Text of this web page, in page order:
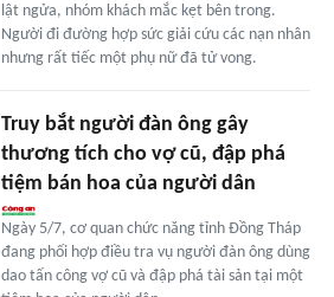
lật ngửa, nhóm khách mắc kẹt bên trong.
Người đi đường hợp sức giải cứu các nạn nhân
nhưng rất tiếc một phụ nữ đã tử vong.
Truy bắt người đàn ông gây
thương tích cho vợ cũ, đập phá
tiệm bán hoa của người dân
Ngày 5/7, cơ quan chức năng tỉnh Đồng Tháp
đang phối hợp điều tra vụ người đàn ông dùng
dao tấn công vợ cũ và đập phá tài sản tại một